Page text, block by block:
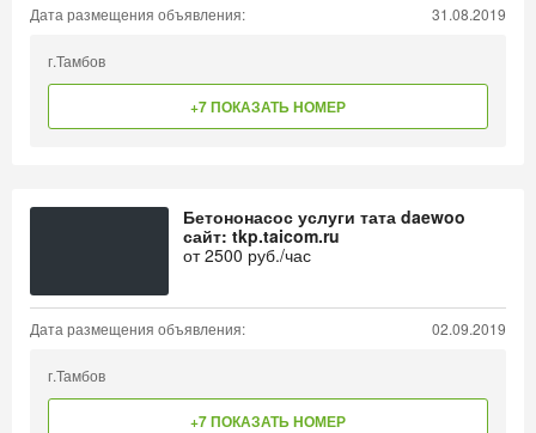
Дата размещения объявления: 31.08.2019
г.Тамбов
+7 ПОКАЗАТЬ НОМЕР
Бетононасос услуги тата daewoo
сайт: tkp.taicom.ru
от2500 руб./час
Дата размещения объявления: 02.09.2019
г.Тамбов
+7 ПОКАЗАТЬ НОМЕР